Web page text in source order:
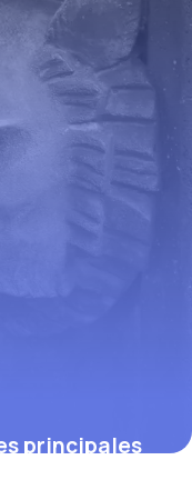
principales